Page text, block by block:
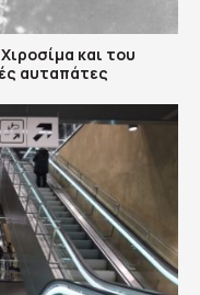
και του
αυταπάτες